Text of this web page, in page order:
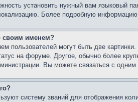
установить нужный вам языковый
Более подробную
своим именем?
пользователей могут быть две
на форуме. Другое, обычно более
Вы можете связаться с
систему званий для отображения